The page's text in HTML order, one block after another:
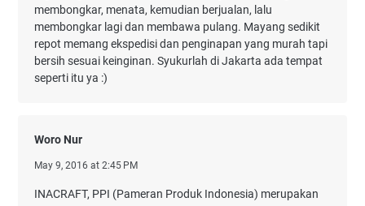
membongkar, menata, kemudian berjualan, lalu
membongkar lagi dan membawa pulang. Mayang sedikit
repot memang ekspedisi dan penginapan yang murah tapi
bersih sesuai keinginan. Syukurlah di Jakarta ada tempat
seperti itu ya :)
Woro Nur
May 9, 2016 at 2:45 PM
INACRAFT, PPI (Pameran Produk Indonesia) merupakan